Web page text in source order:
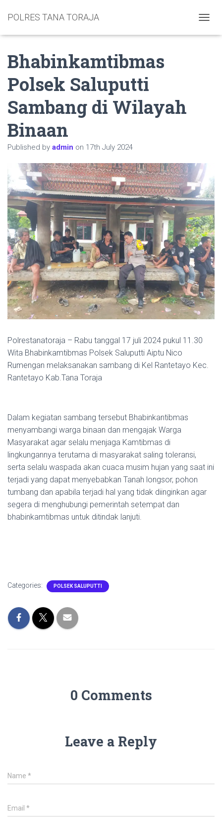
POLRES TANA TORAJA
Bhabinkamtibmas
Polsek Saluputti
Sambang di Wilayah
Binaan
Published by admin on 17th July 2024
Polrestanatoraja – Rabu tanggal 17 juli 2024 pukul 11.30
Wita Bhabinkamtibmas Polsek Saluputti Aiptu Nico
Rumengan melaksanakan sambang di Kel Rantetayo Kec.
Rantetayo Kab.Tana Toraja
Dalam kegiatan sambang tersebut Bhabinkantibmas
menyambangi warga binaan dan mengajak Warga
Masyarakat agar selalu menjaga Kamtibmas di
lingkungannya terutama di masyarakat saling toleransi,
serta selalu waspada akan cuaca musim hujan yang saat ini
terjadi yang dapat menyebabkan Tanah longsor, pohon
tumbang dan apabila terjadi hal yang tidak diinginkan agar
segera di menghubungi pemerintah setempat dan
bhabinkamtibmas untuk ditindak lanjuti.
Categories: POLSEK SALUPUTTI
0 Comments
Leave a Reply
Name *
Email *